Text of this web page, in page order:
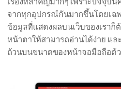
จากทุกอุปกรณ์กันมากขึ้นโดยเฉ
ข้อมูลที่แสดงผลบนเว็บของเราก็
หน้าตาให้สามารถอ่านได้ง่าย แล
ถ้วนบนขนาดของหน้าจอมือถือด้